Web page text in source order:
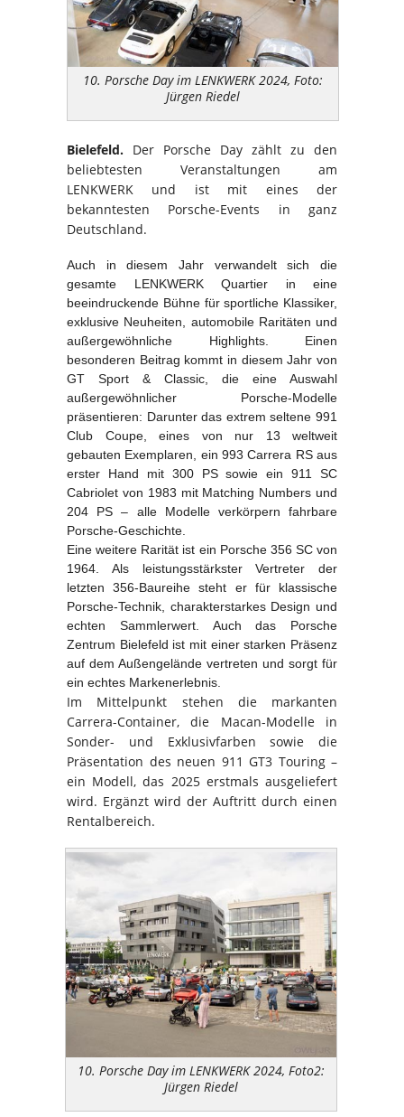
10. Porsche Day im LENKWERK 2024, Foto:
Jürgen Riedel
Bielefeld. Der Porsche Day zählt zu den
beliebtesten Veranstaltungen am
LENKWERK und ist mit eines der
bekanntesten Porsche-Events in ganz
Deutschland.
Auch in diesem Jahr verwandelt sich die
gesamte LENKWERK Quartier in eine
beeindruckende Bühne für sportliche Klassiker,
exklusive Neuheiten, automobile Raritäten und
außergewöhnliche Highlights. Einen
besonderen Beitrag kommt in diesem Jahr von
GT Sport & Classic, die eine Auswahl
außergewöhnlicher Porsche-Modelle
präsentieren: Darunter das extrem seltene 991
Club Coupe, eines von nur 13 weltweit
gebauten Exemplaren, ein 993 Carrera RS aus
erster Hand mit 300 PS sowie ein 911 SC
Cabriolet von 1983 mit Matching Numbers und
204 PS – alle Modelle verkörpern fahrbare
Porsche-Geschichte.
Eine weitere Rarität ist ein Porsche 356 SC von
1964. Als leistungsstärkster Vertreter der
letzten 356-Baureihe steht er für klassische
Porsche-Technik, charakterstarkes Design und
echten Sammlerwert. Auch das Porsche
Zentrum Bielefeld ist mit einer starken Präsenz
auf dem Außengelände vertreten und sorgt für
ein echtes Markenerlebnis.
Im Mittelpunkt stehen die markanten
Carrera-Container, die Macan-Modelle in
Sonder- und Exklusivfarben sowie die
Präsentation des neuen 911 GT3 Touring –
ein Modell, das 2025 erstmals ausgeliefert
wird. Ergänzt wird der Auftritt durch einen
Rentalbereich.
10. Porsche Day im LENKWERK 2024, Foto2:
Jürgen Riedel